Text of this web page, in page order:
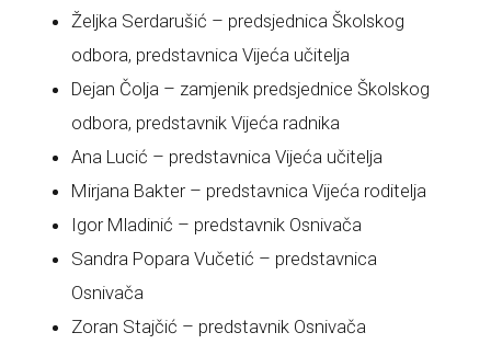
Željka Serdarušić – predsjednica Školskog
odbora, predstavnica Vijeća učitelja
Dejan Čolja – zamjenik predsjednice Školskog
odbora, predstavnik Vijeća radnika
Ana Lucić – predstavnica Vijeća učitelja
Mirjana Bakter – predstavnica Vijeća roditelja
Igor Mladinić – predstavnik Osnivača
Sandra Popara Vučetić – predstavnica
Osnivača
Zoran Stajčić – predstavnik Osnivača